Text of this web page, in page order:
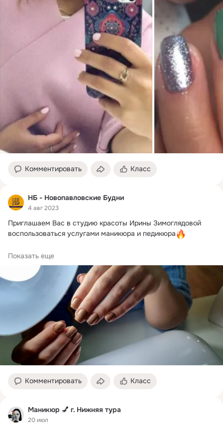
Комментировать Класс
НБ - Новопавловские Будни
4 авг 2023
Приглашаем Вас в студию красоты Ирины Зимоглядовой
воспользоваться услугами маникюра и педикюра
Услуги:
Комбинированный маникюр⁣⁣
Показать еще
Комментировать Класс
Маникюр 💅 г. Нижняя тура
20 июл